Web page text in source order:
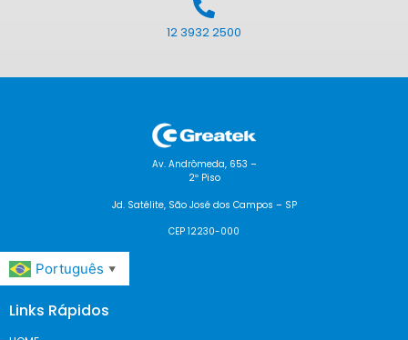
12 3932 2500
Av. Andrômeda, 653 –
2º Piso
Jd. Satélite, São José dos Campos – SP
CEP 12230-000
Português ▼
Links Rápidos